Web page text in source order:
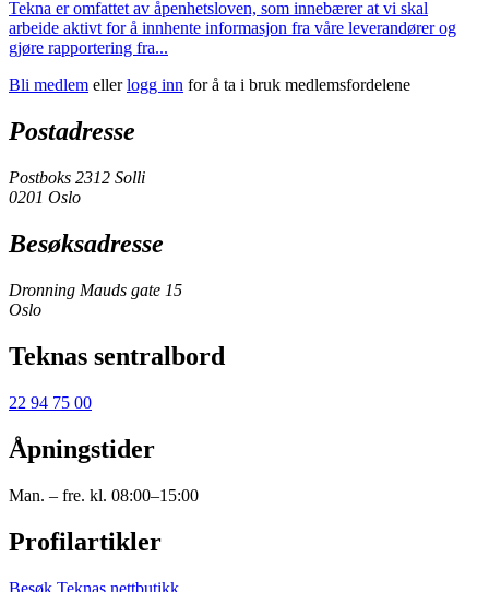
Tekna er omfattet av åpenhetsloven, som innebærer at vi skal
arbeide aktivt for å innhente informasjon fra våre leverandører og
gjøre rapportering fra...
Bli medlem ellerlogg inn for å ta i bruk medlemsfordelene
Postadresse
Postboks 2312 Solli
0201 Oslo
Besøksadresse
Dronning Mauds gate 15
Oslo
Teknas sentralbord
22 94 75 00
Åpningstider
Man. – fre. kl. 08:00–15:00
Profilartikler
Besøk Teknas nettbutikk